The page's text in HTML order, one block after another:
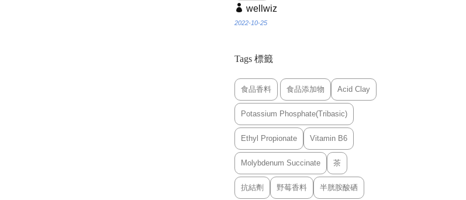
wellwiz
2022-10-25
Tags 標籤
食品香料 食品添加物 Acid Clay
Potassium Phosphate(Tribasic)
Ethyl Propionate Vitamin B6
Molybdenum Succinate 茶
抗結劑 野莓香料 半胱胺酸硒